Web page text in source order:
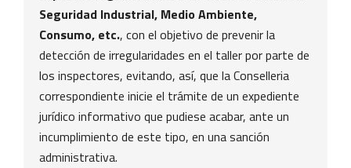
Seguridad Industrial, Medio Ambiente,
Consumo, etc., con el objetivo de prevenir la
detección de irregularidades en el taller por parte de
los inspectores, evitando, así, que la Conselleria
correspondiente inicie el trámite de un expediente
jurídico informativo que pudiese acabar, ante un
incumplimiento de este tipo, en una sanción
administrativa.